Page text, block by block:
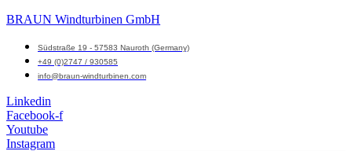
BRAUN Windturbinen GmbH
Südstraße 19 - 57583 Nauroth (Germany)
+49 (0)2747 / 930585
info@braun-windturbinen.com
Linkedin
Facebook-f
Youtube
Instagram